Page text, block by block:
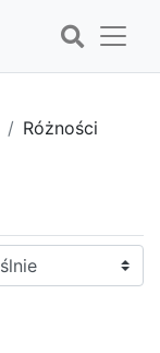
Różności